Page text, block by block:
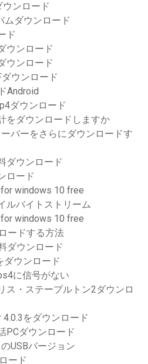
ンロード
ムダウンロード
ド
ウンロード
ウンロード
ウンロード
Android
ダウンロード
をダウンロードしますか
バーをさらにダウンロードす
ダウンロード
ロード
windows 10 free
ルバイトストリーム
windows 10 free
ードする方法
ダウンロード
ダウンロード
に信号がない
ス・ステープルトン2ダウンロ
をダウンロード
PCダウンロード
USBバージョン
ード